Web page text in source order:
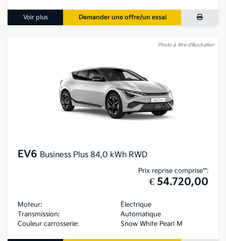
Voir plus Demander une offre/un essai
Photo à titre d’illustration
EV6 Business Plus 84,0 kWh RWD
Prix reprise comprise**:
€ 54.720,00
Moteur:
Électrique
Transmission:
Automatique
Couleur carrosserie:
Snow White Pearl M